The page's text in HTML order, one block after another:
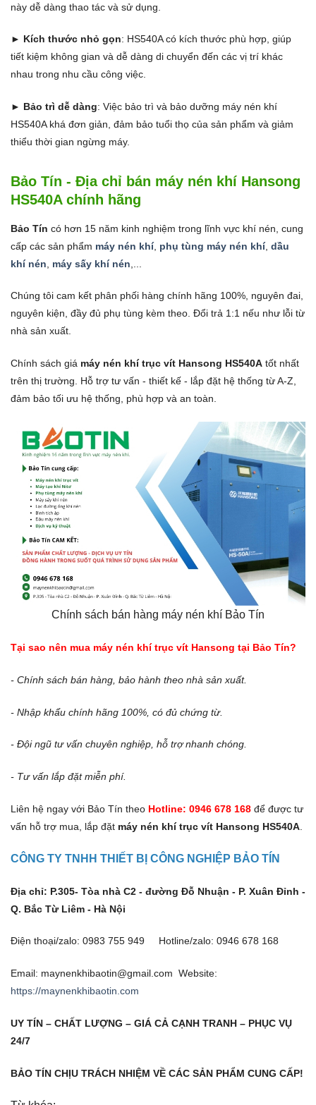
này dễ dàng thao tác và sử dụng.
► Kích thước nhỏ gọn: HS540A có kích thước phù hợp, giúp
tiết kiệm không gian và dễ dàng di chuyển đến các vị trí khác
nhau trong nhu cầu công việc.
► Bảo trì dễ dàng: Việc bảo trì và bảo dưỡng máy nén khí
HS540A khá đơn giản, đảm bảo tuổi thọ của sản phẩm và giảm
thiểu thời gian ngừng máy.
Bảo Tín - Địa chỉ bán máy nén khí Hansong
HS540A chính hãng
Bảo Tín có hơn 15 năm kinh nghiệm trong lĩnh vực khí nén, cung
cấp các sản phẩm máy nén khí, phụ tùng máy nén khí, dầu
khí nén
máy sấy khí nén
Chúng tôi cam kết phân phối hàng chính hãng 100%, nguyên đai,
nguyên kiện, đầy đủ phụ tùng kèm theo. Đổi trả 1:1 nếu như lỗi từ
nhà sản xuất.
Chính sách giá máy nén khí trục vít Hansong HS540A tốt nhất
trên thị trường. Hỗ trợ tư vấn - thiết kế - lắp đặt hệ thống từ A-Z,
đảm bảo tối ưu hệ thống, phù hợp và an toàn.
Chính sách bán hàng máy nén khí Bảo Tín
Tại sao nên mua máy nén khí trục vít Hansong tại Bảo Tín?
- Chính sách bán hàng, bảo hành theo nhà sản xuất.
- Nhập khẩu chính hãng 100%, có đủ chứng từ.
- Đội ngũ tư vấn chuyên nghiệp, hỗ trợ nhanh chóng.
- Tư vấn lắp đặt miễn phí.
Liên hệ ngay với Bảo Tín theo Hotline: 0946 678 168 để được tư
vấn hỗ trợ mua, lắp đặt máy nén khí trục vít Hansong HS540A
CÔNG TY TNHH THIẾT BỊ CÔNG NGHIỆP BẢO TÍN
Địa chỉ: P.305- Tòa nhà C2 - đường Đỗ Nhuận - P. Xuân Đỉnh -
Q. Bắc Từ Liêm - Hà Nội
Điện thoại/zalo: 0983 755 949 Hotline/zalo: 0946 678 168
Email: maynenkhibaotin@gmail.com Website:
https://maynenkhibaotin.com
UY TÍN – CHẤT LƯỢNG – GIÁ CẢ CẠNH TRANH – PHỤC VỤ
24/7
BẢO TÍN CHỊU TRÁCH NHIỆM VỀ CÁC SẢN PHẨM CUNG CẤP!